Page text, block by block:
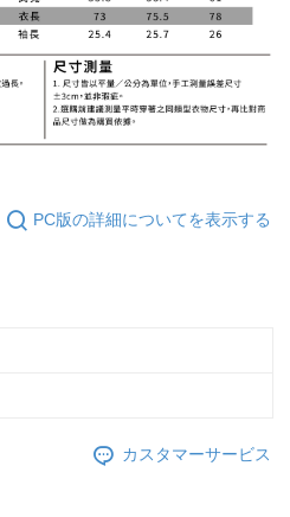
PC版の詳細についてを表示する
カスタマーサービス